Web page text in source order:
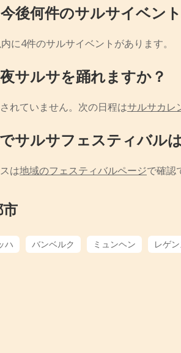
後何件のサルサイベン
に4件のサルサイベントがあります。
サルサを踊れますか？
れていません。次の日程はサルサカレ
サルサフェスティバル
は地域のフェスティバルページで確認
ハ バンベルク ミュンヘン レゲ